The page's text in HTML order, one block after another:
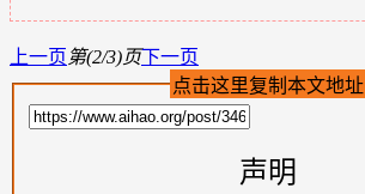
上一页 第(2/3)页下一页
点击这里复制本文地址
声明